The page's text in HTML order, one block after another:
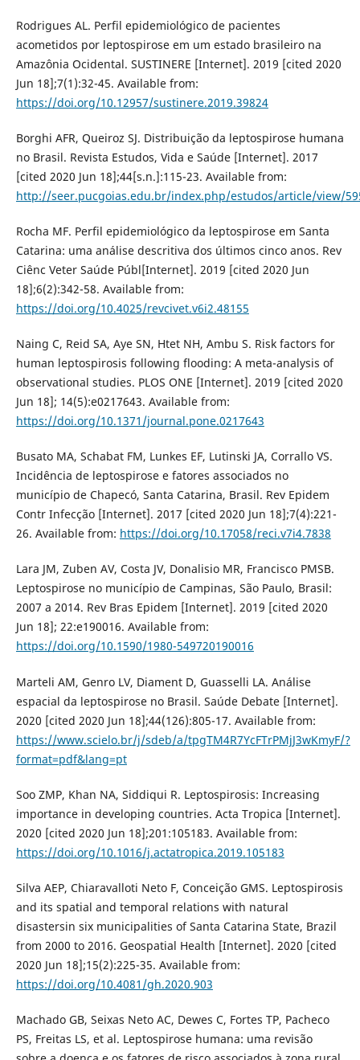
Rodrigues AL. Perfil epidemiológico de pacientes
acometidos por leptospirose em um estado brasileiro na
Amazônia Ocidental. SUSTINERE [Internet]. 2019 [cited 2020
Jun 18];7(1):32-45. Available from:
https://doi.org/10.12957/sustinere.2019.39824
Borghi AFR, Queiroz SJ. Distribuição da leptospirose humana
no Brasil. Revista Estudos, Vida e Saúde [Internet]. 2017
[cited 2020 Jun 18];44[s.n.]:115-23. Available from:
http://seer.pucgoias.edu.br/index.php/estudos/article/view/
Rocha MF. Perfil epidemiológico da leptospirose em Santa
Catarina: uma análise descritiva dos últimos cinco anos. Rev
Ciênc Veter Saúde Públ[Internet]. 2019 [cited 2020 Jun
18];6(2):342-58. Available from:
https://doi.org/10.4025/revcivet.v6i2.48155
Naing C, Reid SA, Aye SN, Htet NH, Ambu S. Risk factors for
human leptospirosis following flooding: A meta-analysis of
observational studies. PLOS ONE [Internet]. 2019 [cited 2020
Jun 18]; 14(5):e0217643. Available from:
https://doi.org/10.1371/journal.pone.0217643
Busato MA, Schabat FM, Lunkes EF, Lutinski JA, Corrallo VS.
Incidência de leptospirose e fatores associados no
município de Chapecó, Santa Catarina, Brasil. Rev Epidem
Contr Infecção [Internet]. 2017 [cited 2020 Jun 18];7(4):221-
26. Available from: https://doi.org/10.17058/reci.v7i4.7838
Lara JM, Zuben AV, Costa JV, Donalisio MR, Francisco PMSB.
Leptospirose no município de Campinas, São Paulo, Brasil:
2007 a 2014. Rev Bras Epidem [Internet]. 2019 [cited 2020
Jun 18]; 22:e190016. Available from:
https://doi.org/10.1590/1980-549720190016
Marteli AM, Genro LV, Diament D, Guasselli LA. Análise
espacial da leptospirose no Brasil. Saúde Debate [Internet].
2020 [cited 2020 Jun 18];44(126):805-17. Available from:
https://www.scielo.br/j/sdeb/a/tpgTM4R7YcFTrPMjJ3wKmyF/?
format=pdf&lang=pt
Soo ZMP, Khan NA, Siddiqui R. Leptospirosis: Increasing
importance in developing countries. Acta Tropica [Internet].
2020 [cited 2020 Jun 18];201:105183. Available from:
https://doi.org/10.1016/j.actatropica.2019.105183
Silva AEP, Chiaravalloti Neto F, Conceição GMS. Leptospirosis
and its spatial and temporal relations with natural
disastersin six municipalities of Santa Catarina State, Brazil
from 2000 to 2016. Geospatial Health [Internet]. 2020 [cited
2020 Jun 18];15(2):225-35. Available from:
https://doi.org/10.4081/gh.2020.903
Machado GB, Seixas Neto AC, Dewes C, Fortes TP, Pacheco
PS, Freitas LS, et al. Leptospirose humana: uma revisão